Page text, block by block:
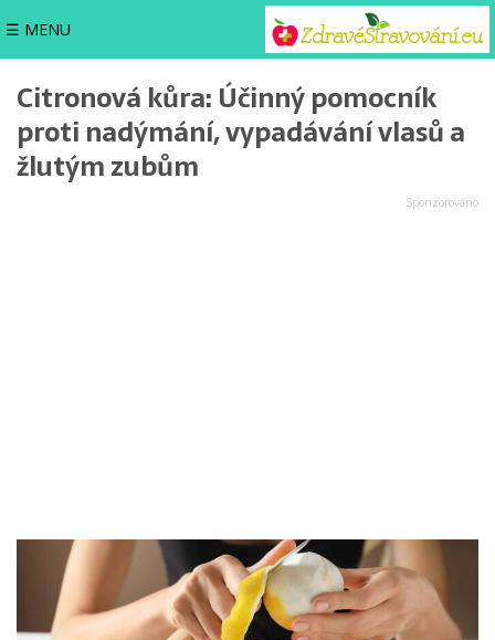
☰ MENU
Citronová kůra: Účinný pomocník
proti nadýmání, vypadávání vlasů a
žlutým zubům